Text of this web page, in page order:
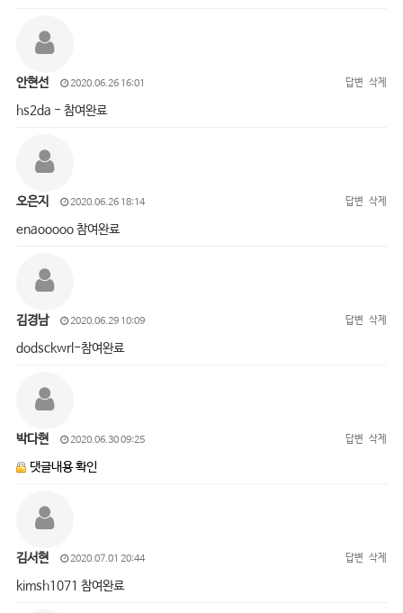
안현선 2020.06.26 16:01 답변 삭제
hs2da - 참여완료
오은지 2020.06.26 18:14 답변 삭제
enaooooo 참여완료
김경남 2020.06.29 10:09 답변 삭제
dodsckwrl-참여완료
박다현 2020.06.30 09:25 답변 삭제
댓글내용 확인
김서현 2020.07.01 20:44 답변 삭제
kimsh1071 참여완료